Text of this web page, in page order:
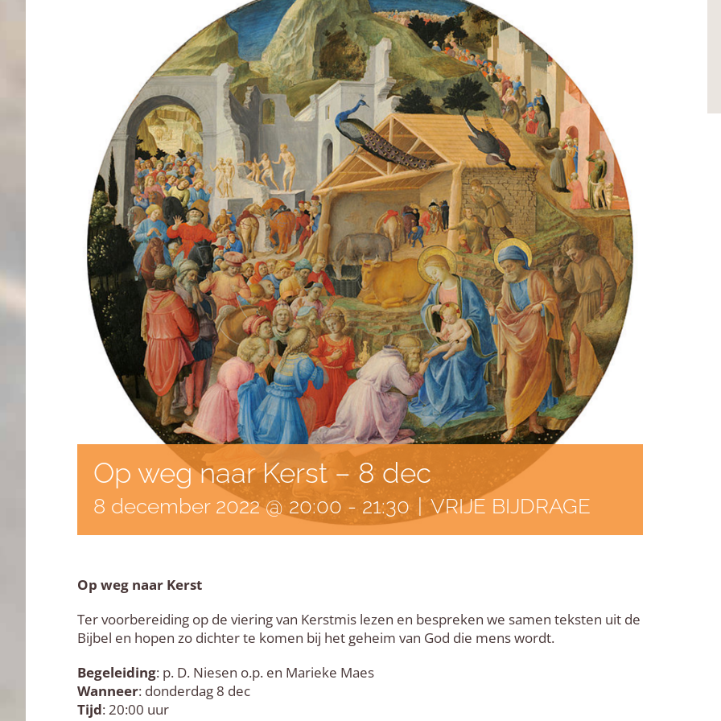
Op weg naar Kerst – 8 dec
8 december 2022 @ 20:00 - 21:30 | VRIJE BIJDRAGE
Op weg naar Kerst
Ter voorbereiding op de viering van Kerstmis lezen en bespreken we samen teksten uit de
Bijbel en hopen zo dichter te komen bij het geheim van God die mens wordt.
Begeleiding: p. D. Niesen o.p. en Marieke Maes
Wanneer: donderdag 8 dec
Tijd: 20:00 uur